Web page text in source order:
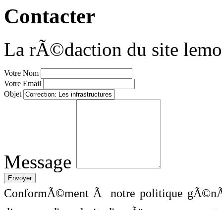
Contacter
La rÃ©daction du site
Votre Nom
Votre Email
Objet
Message
ConformÃ©ment Ã notre politique